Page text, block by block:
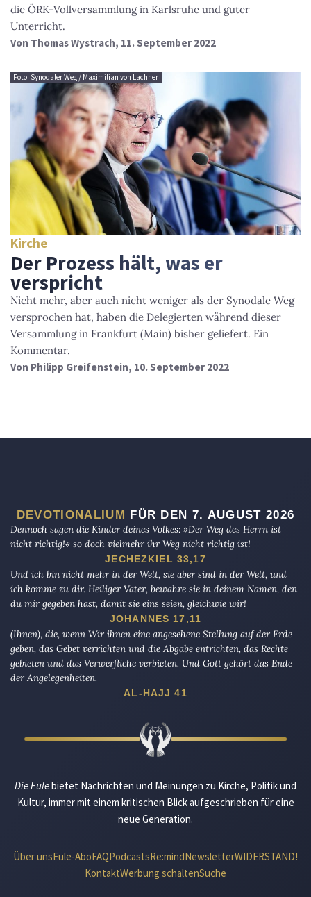
die ÖRK-Vollversammlung in Karlsruhe und guter
Unterricht.
Von Thomas Wystrach, 11. September 2022
Foto: Synodaler Weg / Maximilian von Lachner
Kirche
Der Prozess hält, was er
verspricht
Nicht mehr, aber auch nicht weniger als der Synodale Weg
versprochen hat, haben die Delegierten während dieser
Versammlung in Frankfurt (Main) bisher geliefert. Ein
Kommentar.
Von Philipp Greifenstein, 10. September 2022
DEVOTIONALIUM FÜR DEN 7. AUGUST 2026
Dennoch sagen die Kinder deines Volkes: »Der Weg des Herrn ist
nicht richtig!« so doch vielmehr ihr Weg nicht richtig ist!
JECHEZKIEL 33,17
Und ich bin nicht mehr in der Welt, sie aber sind in der Welt, und
ich komme zu dir. Heiliger Vater, bewahre sie in deinem Namen, den
du mir gegeben hast, damit sie eins seien, gleichwie wir!
JOHANNES 17,11
(Ihnen), die, wenn Wir ihnen eine angesehene Stellung auf der Erde
geben, das Gebet verrichten und die Abgabe entrichten, das Rechte
gebieten und das Verwerfliche verbieten. Und Gott gehört das Ende
der Angelegenheiten.
AL-HAJJ 41
Die Eulebietet Nachrichten und Meinungen zu Kirche, Politik und
Kultur, immer mit einem kritischen Blick aufgeschrieben für eine
neue Generation.
Über unsEule-AboFAQPodcastsRe:mindNewsletterWIDERSTAND!
KontaktWerbung schaltenSuche